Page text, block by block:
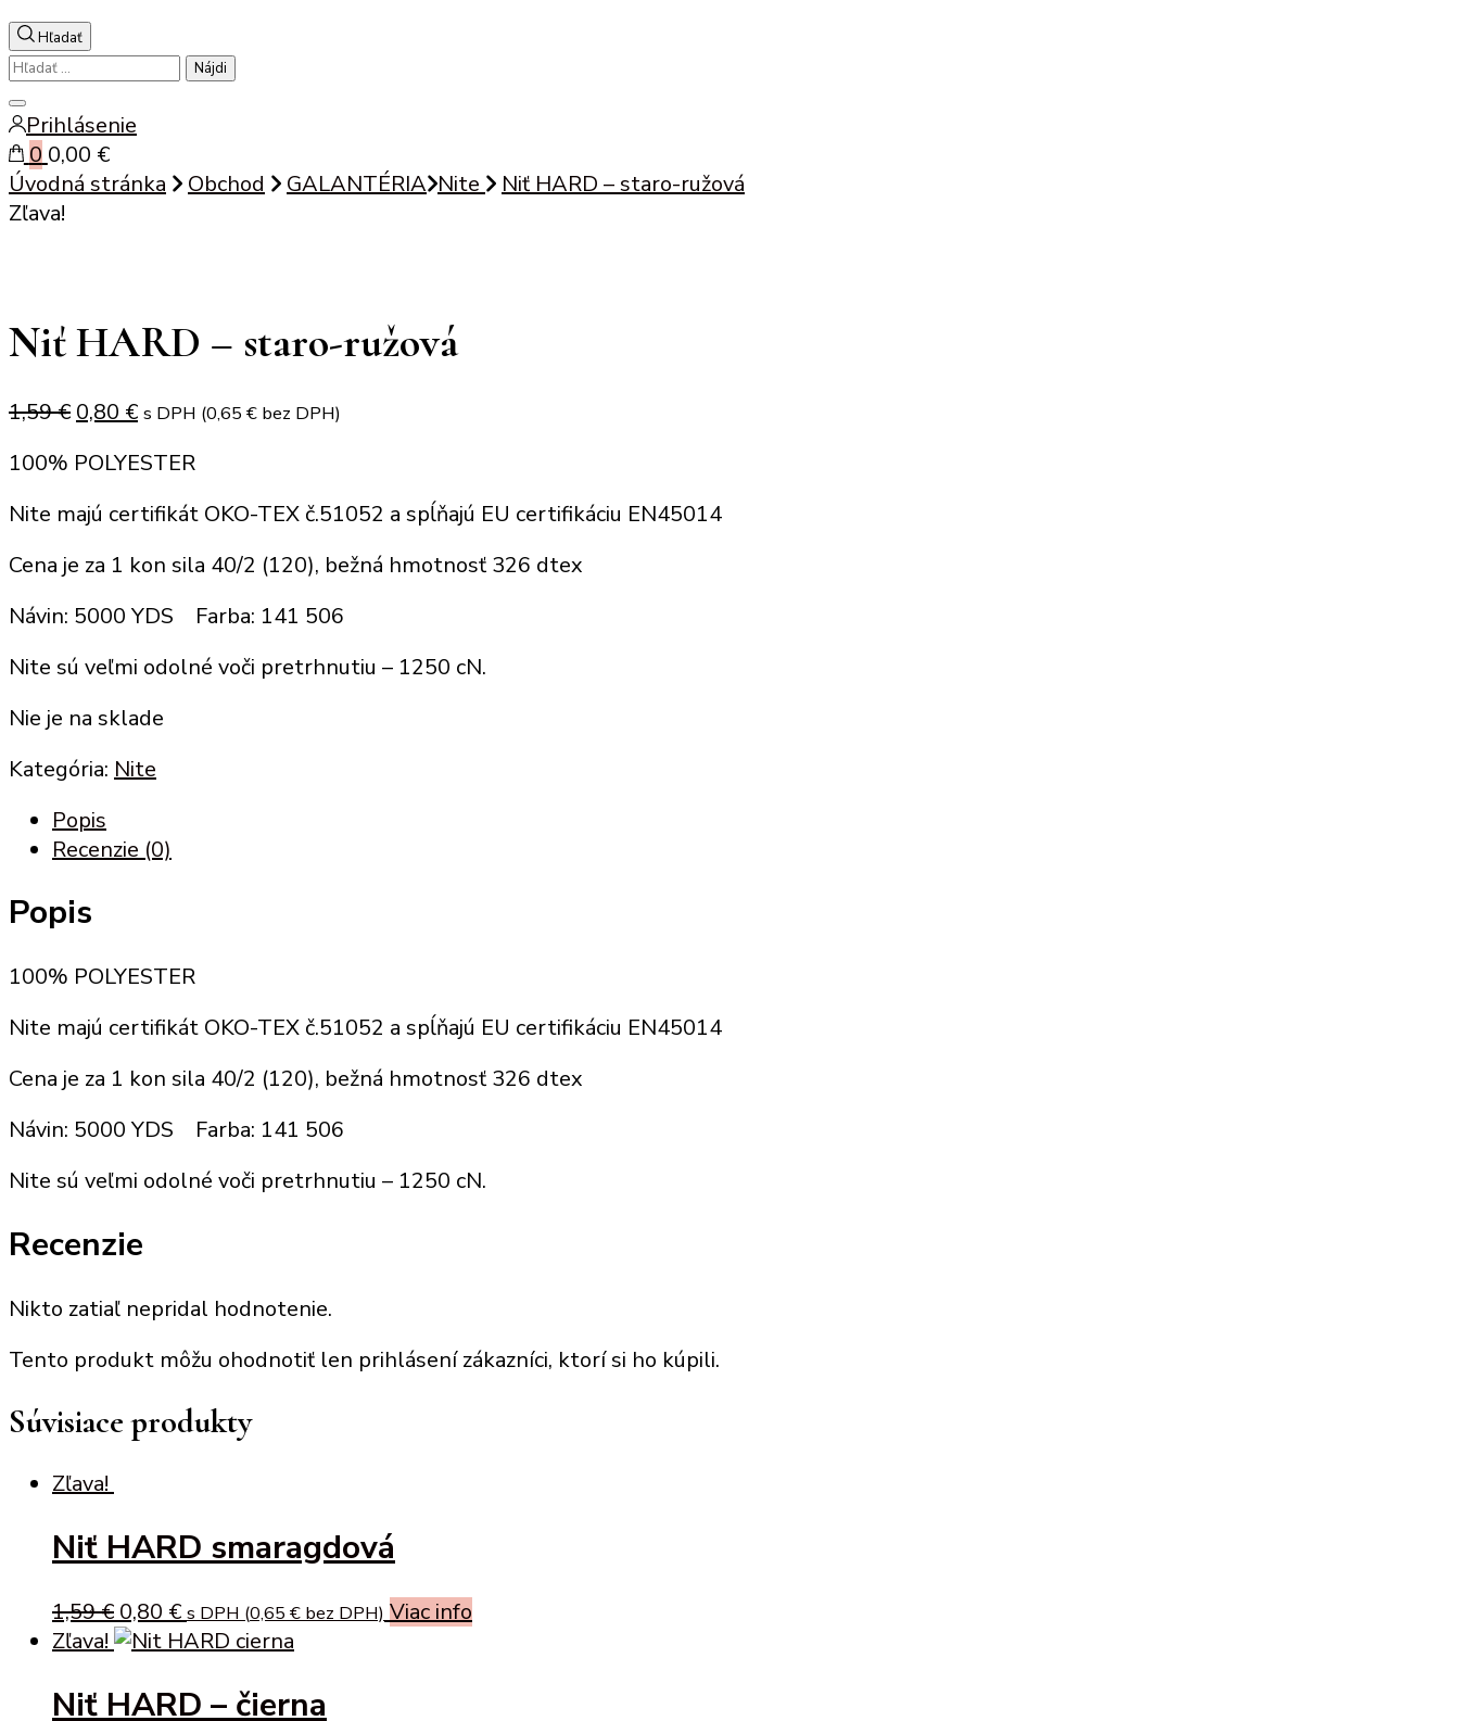
Hľadať
Hľadať:
Zatvoriť
vyhľadávanie
Prihlásenie
0 0,00 €
Úvodná stránka
Obchod GALANTÉRIA Nite
Niť HARD – staro-ružová
Zľava!
Niť HARD – staro-ružová
1,59€ Original
was:
1,59 €.
0,80 €Current
is:
0,80 €.
s DPH (0,65 € bez DPH)
100% POLYESTER
Nite majú certifikát OKO-TEX č.51052 a spĺňajú EU certifikáciu EN45014
Cena je za 1 kon sila 40/2 (120), bežná hmotnosť 326 dtex
Návin: 5000 YDS Farba: 141 506
Nite sú veľmi odolné voči pretrhnutiu – 1250 cN.
Nie je na sklade
Kategória: Nite
Popis
Recenzie (0)
Popis
100% POLYESTER
Nite majú certifikát OKO-TEX č.51052 a spĺňajú EU certifikáciu EN45014
Cena je za 1 kon sila 40/2 (120), bežná hmotnosť 326 dtex
Návin: 5000 YDS Farba: 141 506
Nite sú veľmi odolné voči pretrhnutiu – 1250 cN.
Recenzie
Nikto zatiaľ nepridal hodnotenie.
Tento produkt môžu ohodnotiť len prihlásení zákazníci, ktorí si ho kúpili.
Súvisiace produkty
Zľava!
Niť HARD smaragdová
1,59€ Original
price
1,59 €.
0,80 €Current
price
0,80 €.
s DPH (0,65 € bez DPH) Viac info
Zľava!
Niť HARD – čierna